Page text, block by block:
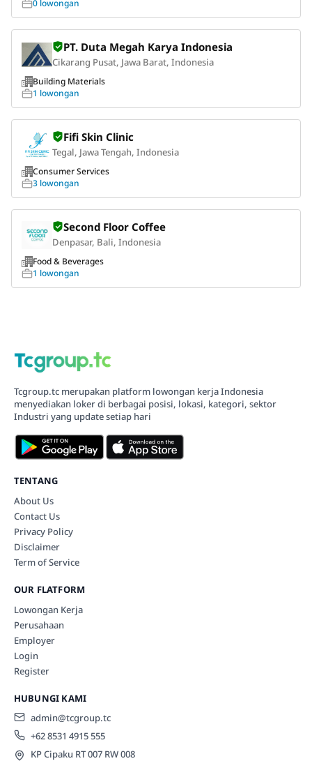
0 lowongan
PT. Duta Megah Karya Indonesia
Cikarang Pusat, Jawa Barat, Indonesia
Building Materials
1 lowongan
Fifi Skin Clinic
Tegal, Jawa Tengah, Indonesia
Consumer Services
3 lowongan
Second Floor Coffee
Denpasar, Bali, Indonesia
Food & Beverages
1 lowongan
Tcgroup.tc merupakan platform lowongan kerja Indonesia
menyediakan loker di berbagai posisi, lokasi, kategori, sektor
Industri yang update setiap hari
TENTANG
About Us
Contact Us
Privacy Policy
Disclaimer
Term of Service
OUR FLATFORM
Lowongan Kerja
Perusahaan
Employer
Login
Register
HUBUNGI KAMI
admin@tcgroup.tc
+62 8531 4915 555
KP Cipaku RT 007 RW 008